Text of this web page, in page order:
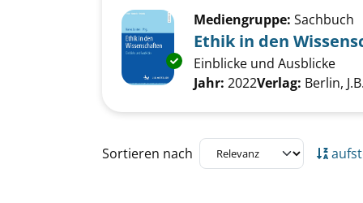
Exemplar-Details von Ethik in
Mediengruppe: Sachbuch
Ethik in den
Einblicke und Ausblicke
Suche nach diesem
Jahr: 2022Verlag: Berlin,
Zu den Suchfiltern springen
Sortieren nach